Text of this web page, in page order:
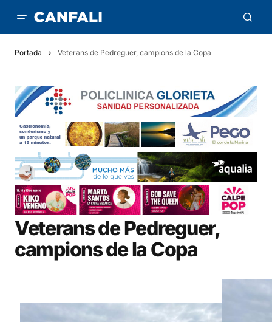
Portada Veterans de Pedreguer, campions de la Copa
Veterans de Pedreguer,
campions de la Copa